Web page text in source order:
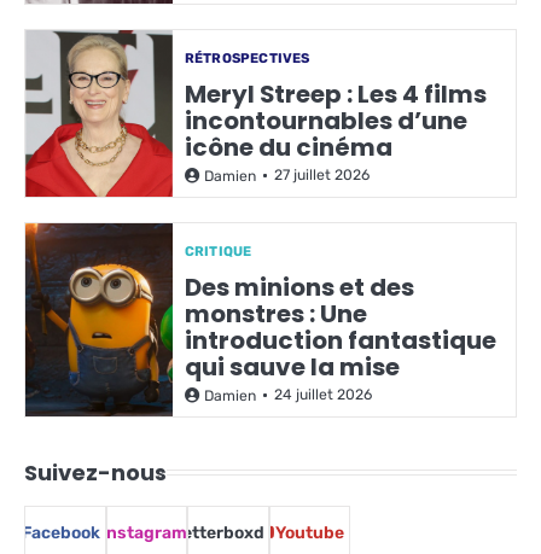
RÉTROSPECTIVES
Meryl Streep : Les 4 films
incontournables d’une
icône du cinéma
Damien 27 juillet 2026
CRITIQUE
Des minions et des
monstres : Une
introduction fantastique
qui sauve la mise
Damien 24 juillet 2026
Suivez-nous
Facebook InstagramLetterboxd Youtube